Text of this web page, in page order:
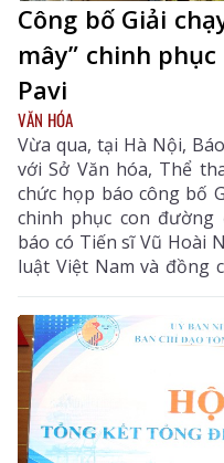
Công bố Giải
mây” chinh
Pavi
VĂN HÓA
Vừa qua, tại Hà Nội,
với Sở Văn hóa, Thể
chức họp báo công bố
chinh phục con
báo có Tiến sĩ Vũ Hoài
luật Việt Nam và đồng
đốc Sở Văn hóa, Thể